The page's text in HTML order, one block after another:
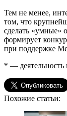
Тем не менее,
том, что
сделать «умные»
формирует
при поддержке
* —
Похожие статьи: